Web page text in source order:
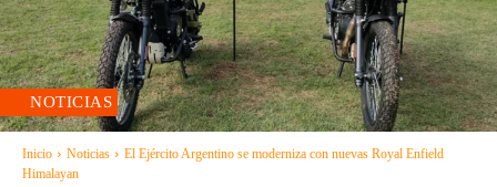
NOTICIAS
Inicio Noticias
El Ejército Argentino se moderniza con nuevas Royal Enfield
Himalayan